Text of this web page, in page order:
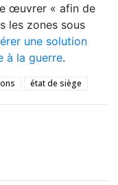
œuvrer « afin de
les zones sous
une solution
à la guerre.
état de siège